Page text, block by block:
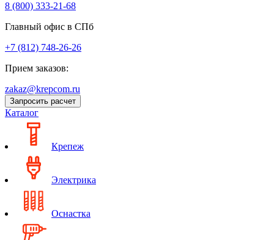
8 (800) 333‑21-68
Главный офис в СПб
+7 (812) 748-26-26
Прием заказов:
zakaz@krepcom.ru
Запросить расчет
Каталог
Крепеж
Электрика
Оснастка